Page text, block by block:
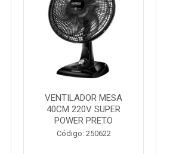
VENTILADOR MESA
40CM 220V SUPER
POWER PRETO
Código: 250622